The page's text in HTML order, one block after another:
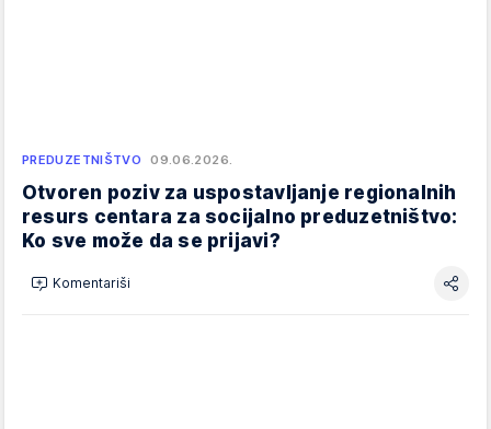
PREDUZETNIŠTVO 09.06.2026.
Otvoren poziv za uspostavljanje regionalnih
resurs centara za socijalno preduzetništvo:
Ko sve može da se prijavi?
Komentariši